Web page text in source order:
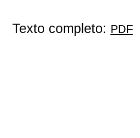
Texto completo: PDF